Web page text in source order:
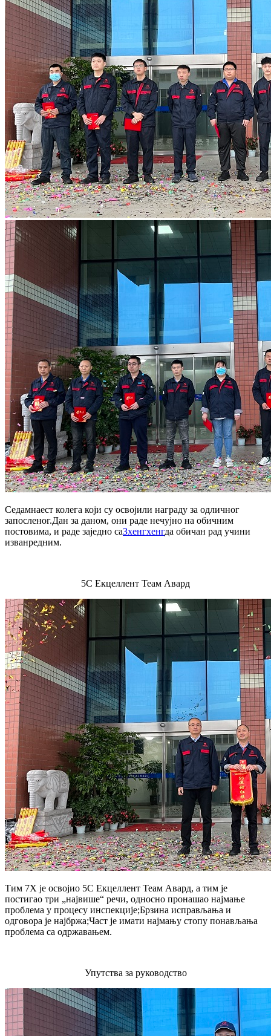
Седамнаест колега који су освојили награду за одличног
запосленог.Дан за даном, они раде нечујно на обичним
постовима, и раде заједно саЗхенгхенгда обичан рад учини
изванредним.
5С Екцеллент Теам Авард
Тим 7Х је освојио 5С Екцеллент Теам Авард, а тим је
постигао три „највише“ речи, односно пронашао најмање
проблема у процесу инспекције;Брзина исправљања и
одговора је најбржа;Част је имати најмању стопу понављања
проблема са одржавањем.
Упутства за руководство